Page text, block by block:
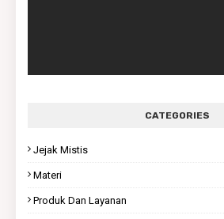
CATEGORIES
Jejak Mistis
Materi
Produk Dan Layanan